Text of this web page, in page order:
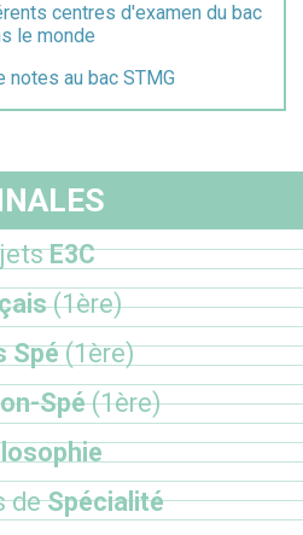
centres d'examen du bac
le monde
notes au bac STMG
E3C
(1ère)
Spé(1ère)
Spé(1ère)
deSpécialité